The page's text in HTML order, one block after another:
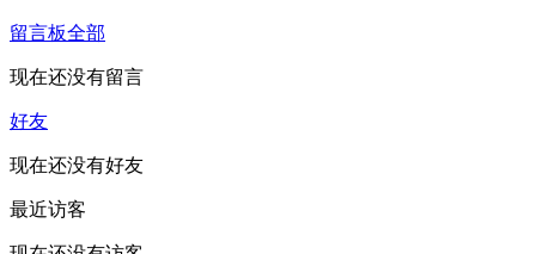
留言板全部
现在还没有留言
好友
现在还没有好友
最近访客